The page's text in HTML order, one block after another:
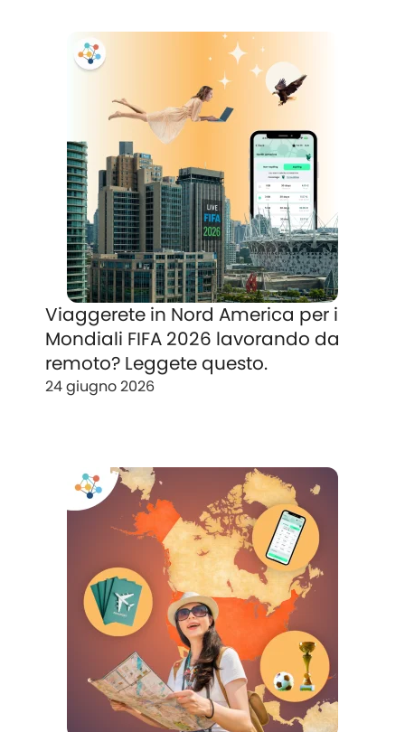
Viaggerete in Nord America per i
Mondiali FIFA 2026 lavorando da
remoto? Leggete questo.
24 giugno 2026